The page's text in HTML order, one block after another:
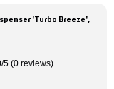
'Turbo Breeze',
5 (0 reviews)